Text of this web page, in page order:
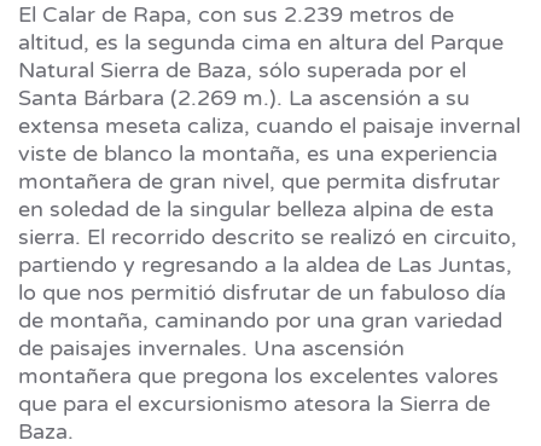
El Calar de Rapa, con sus 2.239 metros de
altitud, es la segunda cima en altura del Parque
Natural Sierra de Baza, sólo superada por el
Santa Bárbara (2.269 m.). La ascensión a su
extensa meseta caliza, cuando el paisaje invernal
viste de blanco la montaña, es una experiencia
montañera de gran nivel, que permita disfrutar
en soledad de la singular belleza alpina de esta
sierra. El recorrido descrito se realizó en circuito,
partiendo y regresando a la aldea de Las Juntas,
lo que nos permitió disfrutar de un fabuloso día
de montaña, caminando por una gran variedad
de paisajes invernales. Una ascensión
montañera que pregona los excelentes valores
que para el excursionismo atesora la Sierra de
Baza.